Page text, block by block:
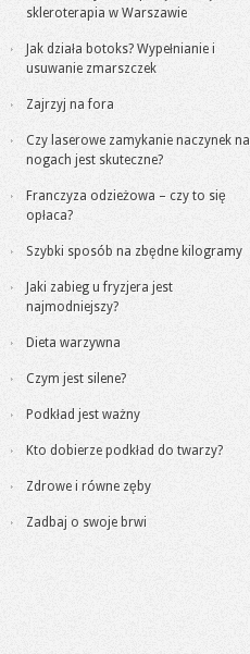
skleroterapia w Warszawie
Jak działa botoks? Wypełnianie i
usuwanie zmarszczek
Zajrzyj na fora
Czy laserowe zamykanie naczynek na
nogach jest skuteczne?
Franczyza odzieżowa – czy to się
opłaca?
Szybki sposób na zbędne kilogramy
Jaki zabieg u fryzjera jest
najmodniejszy?
Dieta warzywna
Czym jest silene?
Podkład jest ważny
Kto dobierze podkład do twarzy?
Zdrowe i równe zęby
Zadbaj o swoje brwi